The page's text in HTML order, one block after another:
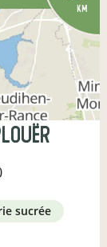
km
sucrée